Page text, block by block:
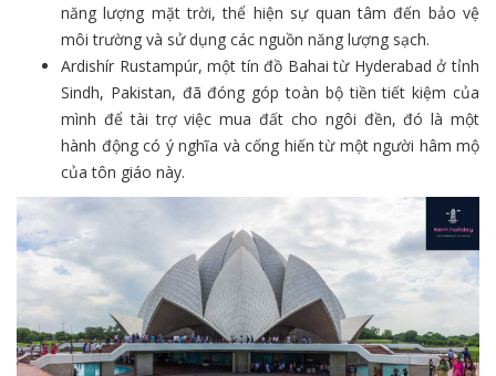
năng lượng mặt trời, thể hiện sự quan tâm đến bảo vệ
môi trường và sử dụng các nguồn năng lượng sạch.
Ardishír Rustampúr, một tín đồ Bahai từ Hyderabad ở tỉnh
Sindh, Pakistan, đã đóng góp toàn bộ tiền tiết kiệm của
mình để tài trợ việc mua đất cho ngôi đền, đó là một
hành động có ý nghĩa và cống hiến từ một người hâm mộ
của tôn giáo này.